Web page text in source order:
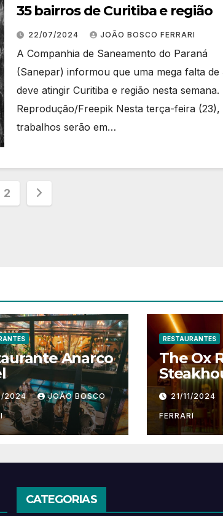
35 bairros de Curitiba e região
22/07/2024 JOÃO BOSCO FERRARI
A Companhia de Saneamento do Paraná
(Sanepar) informou que uma mega falta de
deve atingir Curitiba e região nesta semana.
Reprodução/Freepik Nesta terça-feira (23),
trabalhos serão em…
2
Anarco
2024 JOÃO BOSCO
RESTAURANTES
The Ox
21/11/2024
FERRARI
CATEGORIAS